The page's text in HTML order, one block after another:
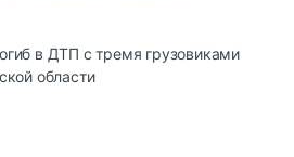
в ДТП с тремя грузовиками
области